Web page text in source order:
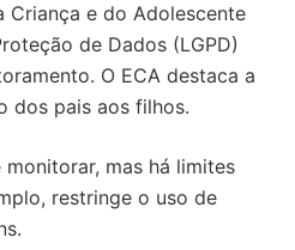
Criança e do Adolescente
de Dados (LGPD)
O ECA destaca a
dos pais aos filhos.
mas há limites
restringe o uso de